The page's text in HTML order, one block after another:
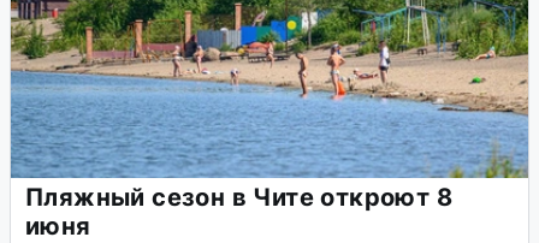
Пляжный сезон в Чите откроют 8
июня